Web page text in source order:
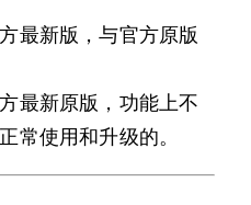
最新版，与官方原版
最新原版，功能上不
常使用和升级的。